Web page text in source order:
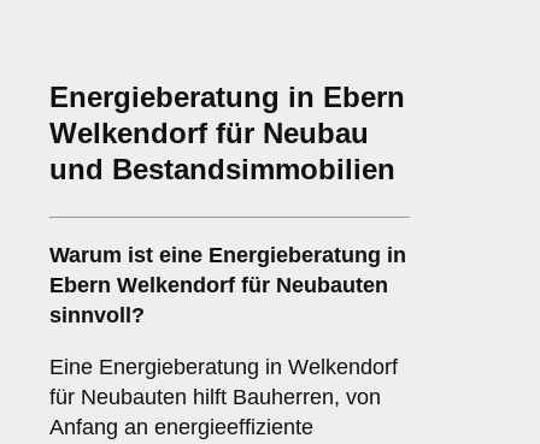
Energieberatung in Ebern
Welkendorf für Neubau
und Bestandsimmobilien
Warum ist eine Energieberatung in
Ebern Welkendorf für Neubauten
sinnvoll?
Eine Energieberatung in Welkendorf
für Neubauten hilft Bauherren, von
Anfang an energieeffiziente